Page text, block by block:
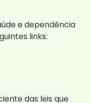
e dependência
links:
das leis que